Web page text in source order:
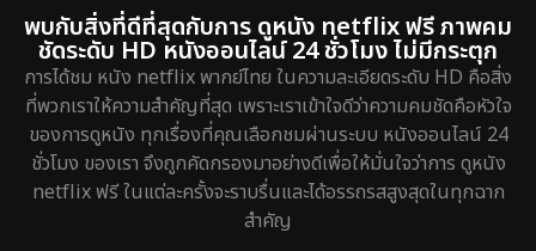
พบกับสิ่งที่ดีที่สุดกับการ ดูหนัง netflix ฟรี ภาพคม
ชัดระดับ HD หนังออนไลน์ 24 ชั่วโมง ไม่มีกระตุก
การได้ชม หนัง netflix พากย์ไทย ในความละเอียดระดับ HD คือสิ่ง
ที่พวกเราให้ความสำคัญที่สุด เพราะเราเข้าใจดีว่าความคมชัดคือหัวใจ
ของการดูหนัง ทุกเรื่องที่คุณเลือกชมผ่านระบบ หนังออนไลน์ 24
ชั่วโมง ของเรา จึงถูกคัดกรองมาอย่างดีเพื่อให้มั่นใจว่าการ ดูหนัง
netflix ฟรี ในแต่ละครั้งจะราบรื่นและได้อรรถรสสูงสุดในทุกฉาก
สำคัญ